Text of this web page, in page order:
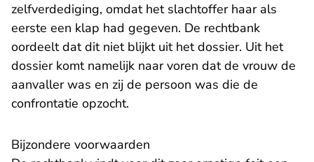
zelfverdediging, omdat het slachtoffer haar als
eerste een klap had gegeven. De rechtbank
oordeelt dat dit niet blijkt uit het dossier. Uit het
dossier komt namelijk naar voren dat de vrouw de
aanvaller was en zij de persoon was die de
confrontatie opzocht.
Bijzondere voorwaarden